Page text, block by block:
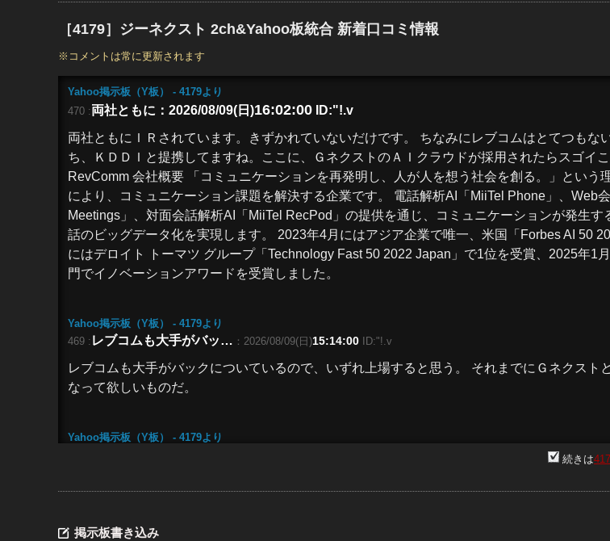
［4179］ジーネクスト 2ch&Yahoo板統合 新着口コミ情報
※コメントは常に更新されます
Yahoo掲示板（Y板） - 4179より
470 :両社ともに ：2026/08/09(日)16:02:00 ID:"!.v
両社ともに ＩＲ されています。きずかれていないだけです。 ちなみにレブコムはとてつもな
ち、
ＫＤＤＩ と提携してますね。ここに、 Ｇネクスト のＡＩクラウドが採用されたらスゴイ
RevComm 会社概要 「コミュニケーションを再発明し、人が人を想う社会を創る。」という
により、コミュニケーション課題を解決する企業です。 電話解析AI「MiiTel Phone」、Web
Meetings」、対面会話解析AI「MiiTel RecPod」の提供を通じ、コミュニケーションが発生す
話のビッグデータ化を実現します。 2023年4月にはアジア企業で唯一、米国「Forbes AI 50
にはデロイト トーマツ グループ「Technology Fast 50 2022 Japan」で1位を受賞、2025年1
門でイノベーションアワードを受賞しました。
Yahoo掲示板（Y板） - 4179より
469 : レブコムも大手がバッ… ：2026/08/09(日)15:14:00 ID:"!.v
レブコムも大手がバックについているので、いずれ上場すると思う。 それまでに Ｇネクスト
なって欲しいものだ。
Yahoo掲示板（Y板） - 4179より
Yahoo掲示板（Y板） - 4179
続きは
掲示板書き込み